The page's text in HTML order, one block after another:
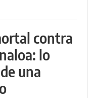
contra
lo
una